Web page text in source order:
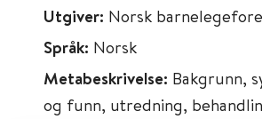
Utgiver: Norsk
Språk: Norsk
Metabeskrivelse: Bakgrunn,
og funn, utredning,